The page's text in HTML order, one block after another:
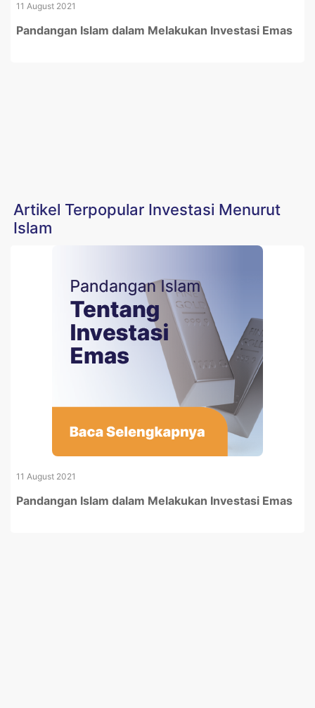
11 August 2021
Pandangan Islam dalam Melakukan Investasi Emas
Artikel Terpopular Investasi Menurut
Islam
11 August 2021
Pandangan Islam dalam Melakukan Investasi Emas